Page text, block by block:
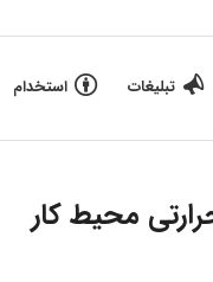
تبلیغات استخدام
محیط کار